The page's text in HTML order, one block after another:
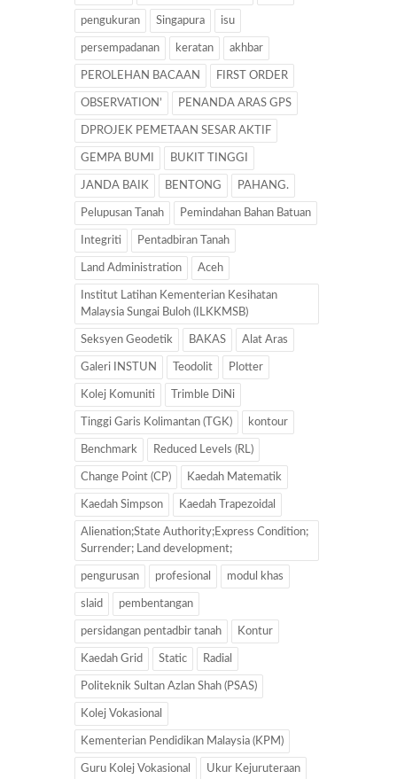
pengukuran Singapura isu
persempadanan keratan akhbar
PEROLEHAN BACAAN FIRST ORDER
OBSERVATION’ PENANDA ARAS GPS
DPROJEK PEMETAAN SESAR AKTIF
GEMPA BUMI BUKIT TINGGI
JANDA BAIK BENTONG PAHANG.
Pelupusan Tanah Pemindahan Bahan Batuan
Integriti Pentadbiran Tanah
Land Administration Aceh
Institut Latihan Kementerian Kesihatan
Malaysia Sungai Buloh (ILKKMSB)
Seksyen Geodetik BAKAS Alat Aras
Galeri INSTUN Teodolit Plotter
Kolej Komuniti Trimble DiNi
Tinggi Garis Kolimantan (TGK) kontour
Benchmark Reduced Levels (RL)
Change Point (CP) Kaedah Matematik
Kaedah Simpson Kaedah Trapezoidal
Alienation;State Authority;Express Condition;
Surrender; Land development;
pengurusan profesional modul khas
slaid pembentangan
persidangan pentadbir tanah Kontur
Kaedah Grid Static Radial
Politeknik Sultan Azlan Shah (PSAS)
Kolej Vokasional
Kementerian Pendidikan Malaysia (KPM)
Guru Kolej Vokasional Ukur Kejuruteraan